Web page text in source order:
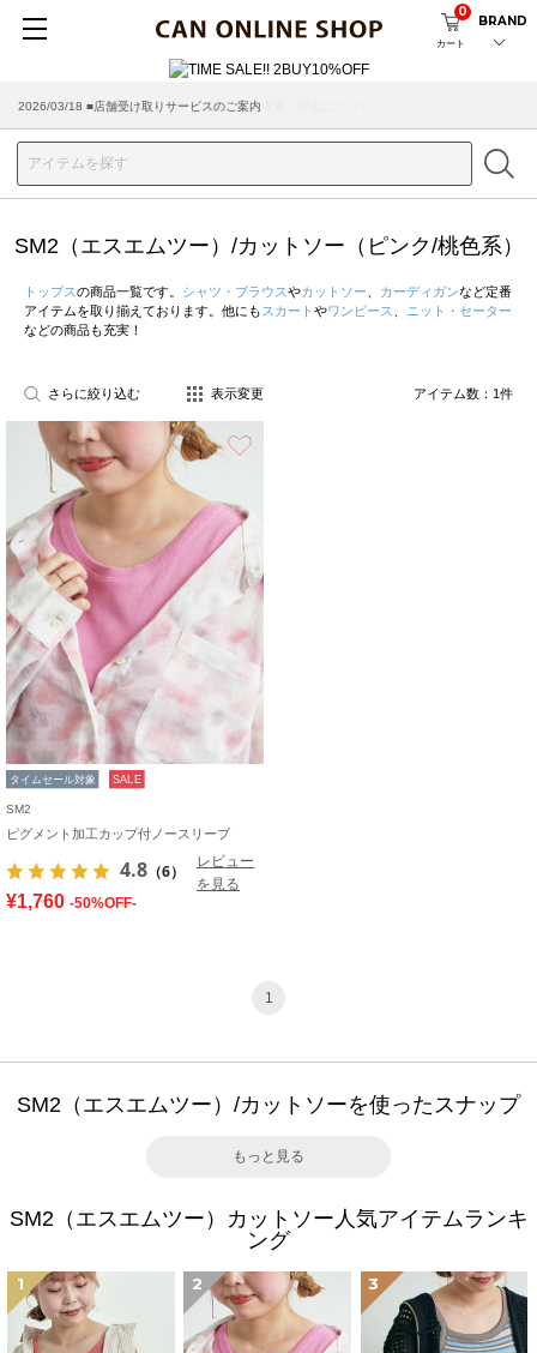
カート
0
BRAND
2026/03/18 ■店舗受け取りサービスのご案内
SM2（エスエムツー）/カットソー（ピンク/桃色系）
トップスの商品一覧です。 シャツ・ブラウスやカットソー カーディガンなど定番
アイテムを取り揃えております。他にも スカート やワンピース
ニット・セーター
などの商品も充実！
さらに絞り込む 表示変更 アイテム数： 1件
タイムセール対象 SALE
SM2
ピグメント加工カップ付ノースリーブ
4.8 （6）
レビュー
を見る
¥1,760 -50%OFF-
1
SM2（エスエムツー）/カットソーを使ったスナップ
もっと見る
SM2（エスエムツー）カットソー人気アイテムランキ
ング
1 2 3